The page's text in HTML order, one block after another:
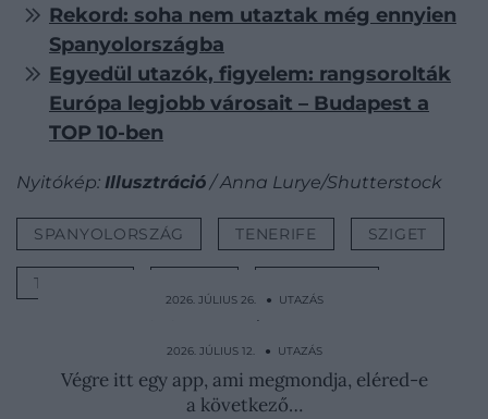
Rekord: soha nem utaztak még ennyien
Spanyolországba
Egyedül utazók, figyelem: rangsorolták
Európa legjobb városait – Budapest a
TOP 10-ben
Nyitókép: Illusztráció/ Anna Lurye/Shutterstock
SPANYOLORSZÁG TENERIFE SZIGET
TURISTÁK
2026. JÚLIUS 26. ● UTAZÁS
Több fürdőzőt is megtámadott egy tengeri
teknős…
2026. JÚLIUS 12. ● UTAZÁS
Végre itt egy app, ami megmondja, eléred-e
a következő…